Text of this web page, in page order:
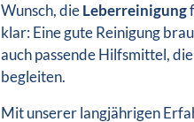
Wunsch, dieLeberreinigung
klar: Eine gute Reinigung
auch passende Hilfsmittel,
begleiten.
Mit unserer langjährigen